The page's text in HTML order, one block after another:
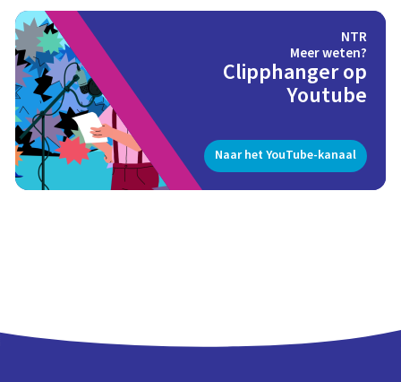
NTR
Meer weten?
Clipphanger op
Youtube
Naar het YouTube-kanaal